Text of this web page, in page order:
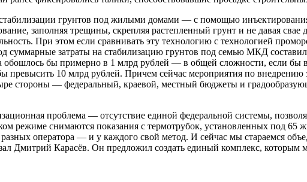
грунтов под жилыми домами — с помощью
заполняя трещины, скрепляя растепленный грунт и не давая
При этом если сравнивать эту технологию с технологией
затраты на стабилизацию грунтов под семью МКД
обошлось бы примерно в 1 млрд рублей — в общей сложности, если бы
10 млрд рублей. Причем сейчас мероприятия по внедрению
стороны — федеральный, краевой, местный бюджеты и
проблема — отсутствие единой федеральной системы,
режиме снимаются показания с термотрубок, установленных под
оператора — и у каждого свой метод. И сейчас мы стараемся
Дмитрий Карасёв. Он предложил создать единый комплекс,